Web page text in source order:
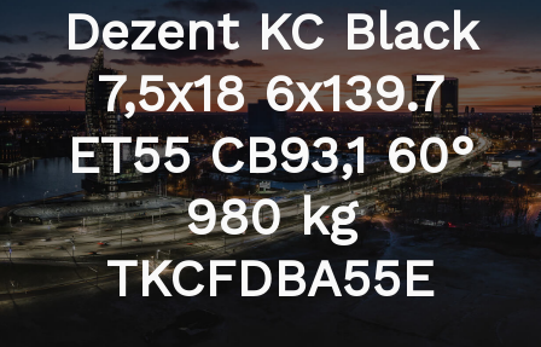
Dezent KC Black
7,5x18 6x139.7
ET55 CB93,1 60°
980 kg
TKCFDBA55E